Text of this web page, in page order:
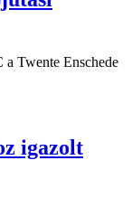
a Twente Enschede
igazolt